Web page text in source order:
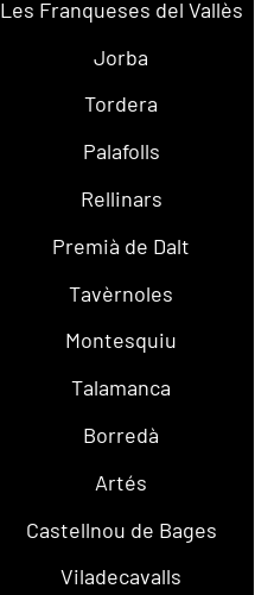
Les Franqueses del Vallès
Jorba
Tordera
Palafolls
Rellinars
Premià de Dalt
Tavèrnoles
Montesquiu
Talamanca
Borredà
Artés
Castellnou de Bages
Viladecavalls